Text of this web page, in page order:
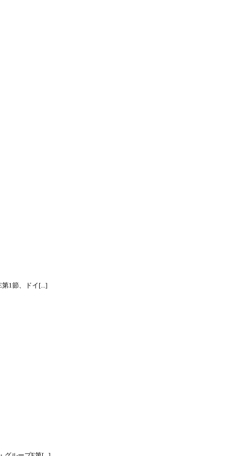
1節、ドイ[...]